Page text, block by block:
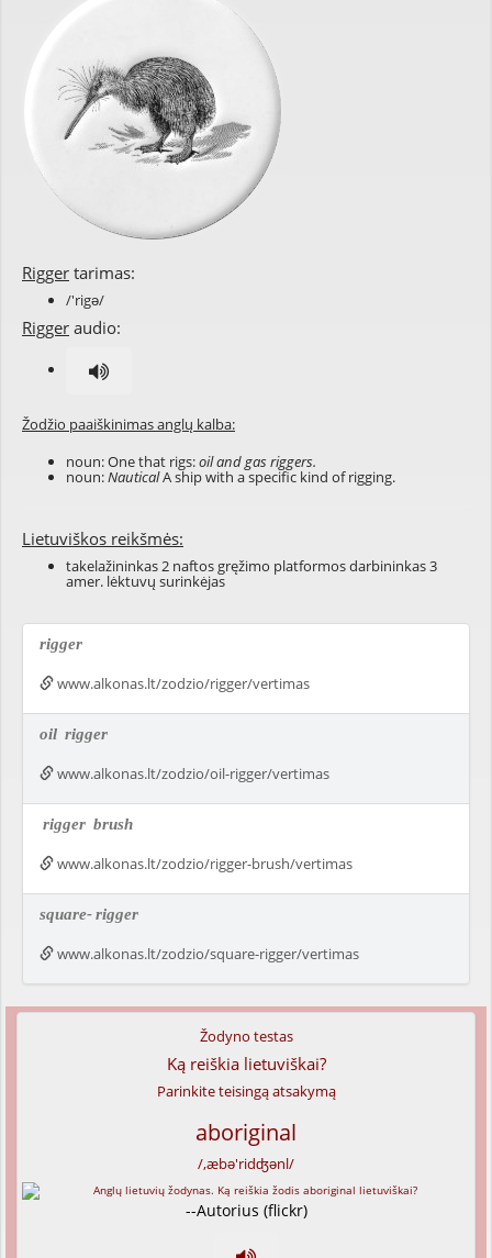
Rigger tarimas:
/'rigə/
Rigger audio:
Žodžio paaiškinimas anglų kalba:
noun: One that rigs:oil and gas riggers.
noun:NauticalA ship with a specific kind of rigging.
Lietuviškos reikšmės:
takelažininkas 2 naftos gręžimo platformos darbininkas 3
amer. lėktuvų surinkėjas
rigger
www.alkonas.lt/zodzio/rigger/vertimas
oil rigger
www.alkonas.lt/zodzio/oil-rigger/vertimas
rigger brush
www.alkonas.lt/zodzio/rigger-brush/vertimas
square-rigger
www.alkonas.lt/zodzio/square-rigger/vertimas
Žodyno testas
Ką reiškia lietuviškai?
Parinkite teisingą atsakymą
aboriginal
/,æbə'ridʤənl/
--Autorius (flickr)